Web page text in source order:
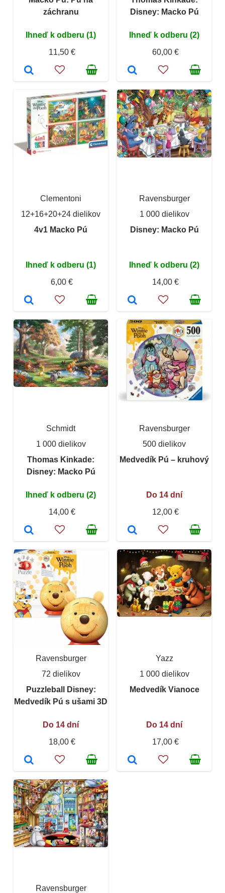
záchranu
Ihneď k odberu (1)
11,50 €
Disney: Macko Pú
Ihneď k odberu (2)
60,00 €
Clementoni
12+16+20+24 dielikov
4v1 Macko Pú
Ihneď k odberu (1)
6,00 €
Ravensburger
1 000 dielikov
Disney: Macko Pú
Ihneď k odberu (2)
14,00 €
Schmidt
1 000 dielikov
Thomas Kinkade:
Disney: Macko Pú
Ihneď k odberu (2)
14,00 €
Ravensburger
500 dielikov
Medvedík Pú – kruhový
Do 14 dní
12,00 €
Ravensburger
72 dielikov
Puzzleball Disney:
Medvedík Pú s ušami 3D
Do 14 dní
18,00 €
Yazz
1 000 dielikov
Medvedík Vianoce
Do 14 dní
17,00 €
Ravensburger